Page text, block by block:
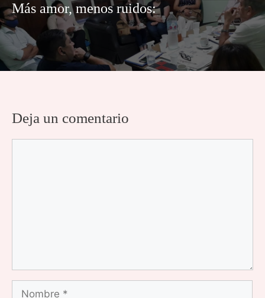
Más amor, menos ruidos:
Deja un comentario
Nombre